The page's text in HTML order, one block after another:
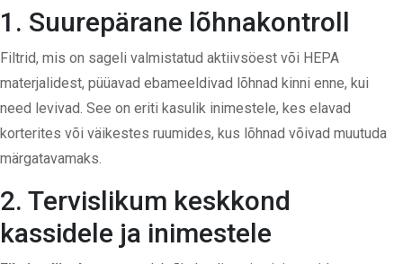
1. Suurepärane lõhnakontroll
Filtrid, mis on sageli valmistatud aktiivsöest või HEPA
materjalidest, püüavad ebameeldivad lõhnad kinni enne, kui
need levivad. See on eriti kasulik inimestele, kes elavad
korterites või väikestes ruumides, kus lõhnad võivad muutuda
märgatavamaks.
2. Tervislikum keskkond
kassidele ja inimestele